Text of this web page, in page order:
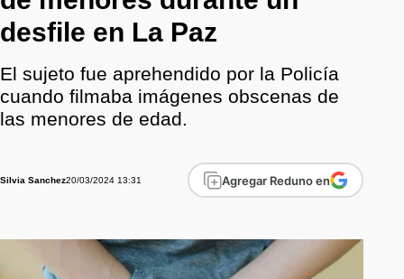
desfile en La Paz
El sujeto fue aprehendido por la Policía
cuando filmaba imágenes obscenas de
las menores de edad.
Silvia Sanchez20/03/2024 13:31 Agregar Reduno en